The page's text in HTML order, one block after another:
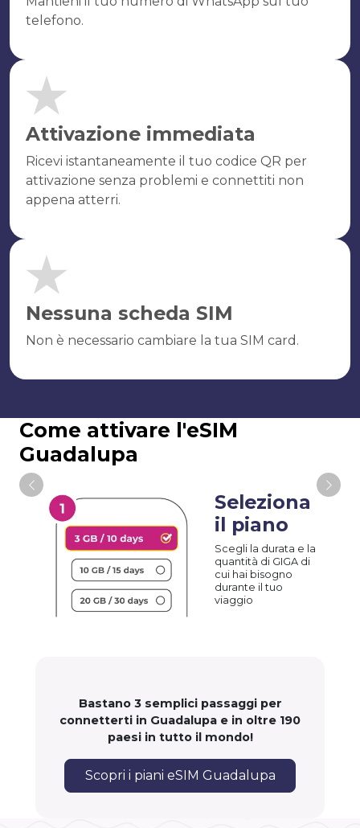
telefono.
Attivazione immediata
Ricevi istantaneamente il tuo codice QR per
attivazione senza problemi e connettiti non
appena atterri.
Nessuna scheda SIM
Non è necessario cambiare la tua SIM card.
Come attivare l'eSIM
Guadalupa
Seleziona
il piano
Scegli la durata e la
quantità di GIGA di
cui hai bisogno
durante il tuo
viaggio
Bastano 3 semplici passaggi per
connetterti in Guadalupa e in oltre 190
paesi in tutto il mondo!
Scopri i piani eSIM Guadalupa